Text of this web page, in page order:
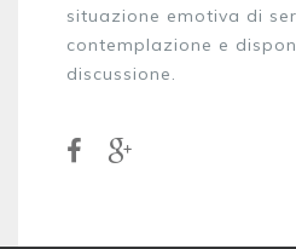
situazione emotiva di
contemplazione e
discussione.